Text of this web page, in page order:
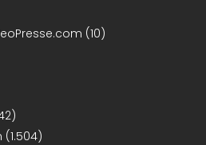
(10)
(1.504)